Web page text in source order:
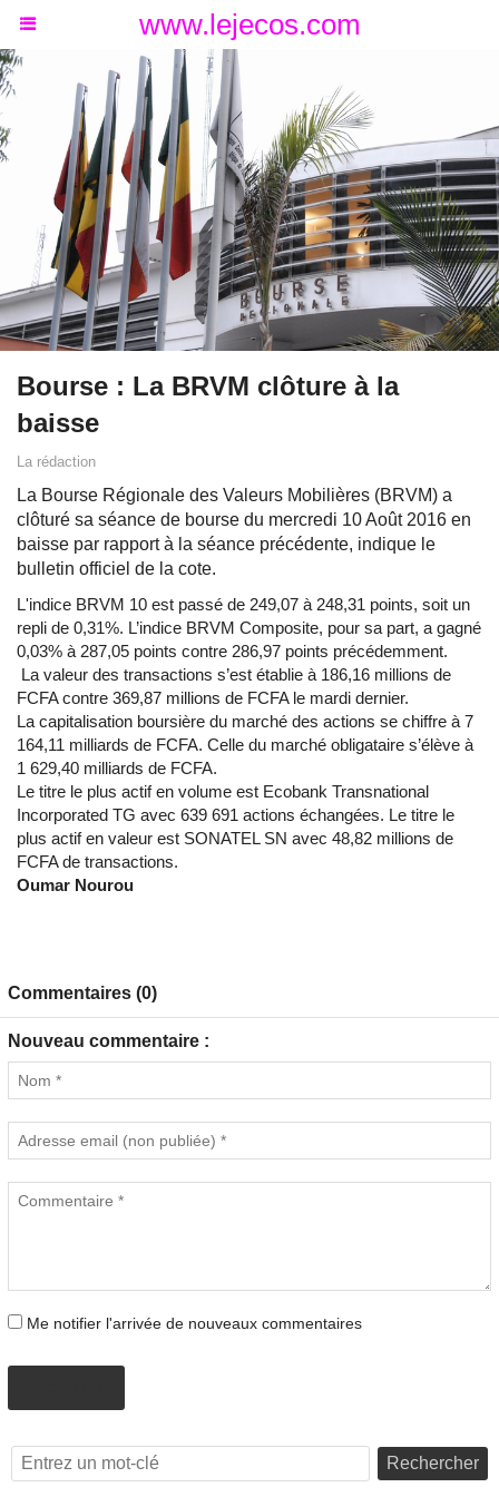
www.lejecos.com
Bourse : La BRVM clôture à la
baisse
La rédaction
La Bourse Régionale des Valeurs Mobilières (BRVM) a
clôturé sa séance de bourse du mercredi 10 Août 2016 en
baisse par rapport à la séance précédente, indique le
bulletin officiel de la cote.
L'indice BRVM 10 est passé de 249,07 à 248,31 points, soit un
repli de 0,31%. L’indice BRVM Composite, pour sa part, a gagné
0,03% à 287,05 points contre 286,97 points précédemment.
La valeur des transactions s’est établie à 186,16 millions de
FCFA contre 369,87 millions de FCFA le mardi dernier.
La capitalisation boursière du marché des actions se chiffre à 7
164,11 milliards de FCFA. Celle du marché obligataire s’élève à
1 629,40 milliards de FCFA.
Le titre le plus actif en volume est Ecobank Transnational
Incorporated TG avec 639 691 actions échangées. Le titre le
plus actif en valeur est SONATEL SN avec 48,82 millions de
FCFA de transactions.
Oumar Nourou
Commentaires (0)
Nouveau commentaire :
Me notifier l'arrivée de nouveaux commentaires
Rechercher